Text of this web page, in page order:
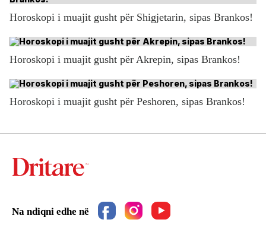
Horoskopi i muajit gusht për Shigjetarin, sipas Brankos!
Horoskopi i muajit gusht për Akrepin, sipas Brankos!
Horoskopi i muajit gusht për Peshoren, sipas Brankos!